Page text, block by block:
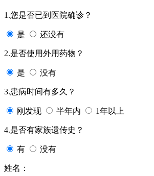
1.您是否已到医院确诊？
是 还没有
2.是否使用外用药物？
是 没有
3.患病时间有多久？
刚发现 半年内 1年以上
4.是否有家族遗传史？
有 没有
姓名：